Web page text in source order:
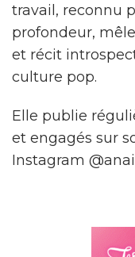
travail, reconnu
profondeur,
et récit
culture pop.
Elle publie
et engagés sur
Instagram